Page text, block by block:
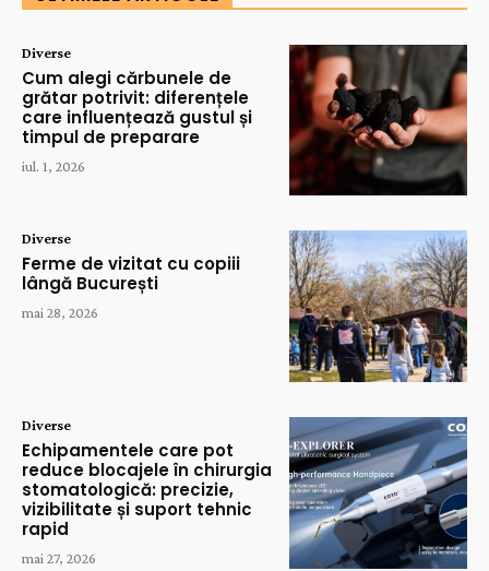
Diverse
Cum alegi cărbunele de
grătar potrivit: diferențele
care influențează gustul și
timpul de preparare
iul. 1, 2026
Diverse
Ferme de vizitat cu copiii
lângă București
mai 28, 2026
Diverse
Echipamentele care pot
reduce blocajele în chirurgia
stomatologică: precizie,
vizibilitate și suport tehnic
rapid
mai 27, 2026